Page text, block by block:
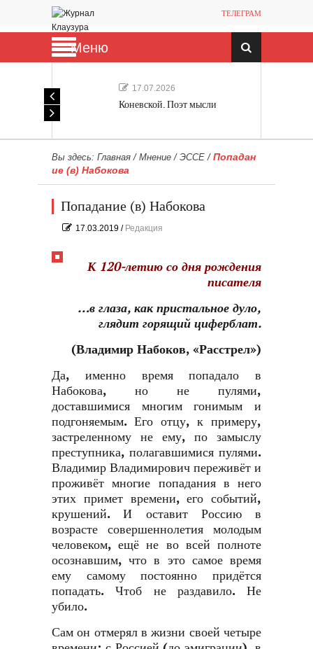
ТЕЛЕГРАМ
Меню
17.07.2026
Коневской. Поэт мысли
Вы здесь: Главная / Мнение / ЭССЕ / Попадан
ие (в) Набокова
Попадание (в) Набокова
17.03.2019 / Редакция
К 120-летию со дня рождения
писателя
…в глаза, как пристальное дуло,
глядит горящий циферблат.
(Владимир Набоков, «Расстрел»)
Да, именно время попадало в
Набокова, но не пулями,
доставшимися многим гонимым и
подгоняемым. Его отцу, к примеру,
застреленному не ему, по замыслу
преступника, полагавшимися пулями.
Владимир Владимирович переживёт и
проживёт многие попадания в него
этих примет времени, его событий,
крушений. И оставит Россию в
возрасте совершеннолетия молодым
человеком, ещё не во всей полноте
осознавшим, что в это самое время
ему самому постоянно придётся
попадать. Чтоб не раздавило. Не
убило.
Сам он отмерял в жизни своей четыре